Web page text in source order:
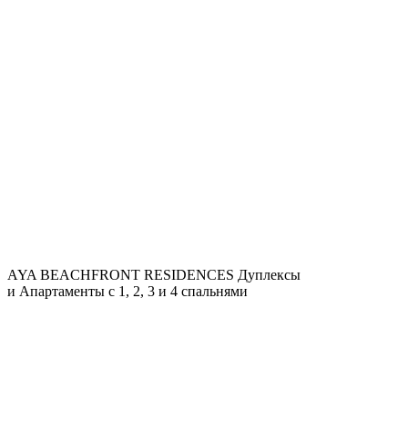
AYA BEACHFRONT RESIDENCES Дуплексы
и Апартаменты с 1, 2, 3 и 4 спальнями